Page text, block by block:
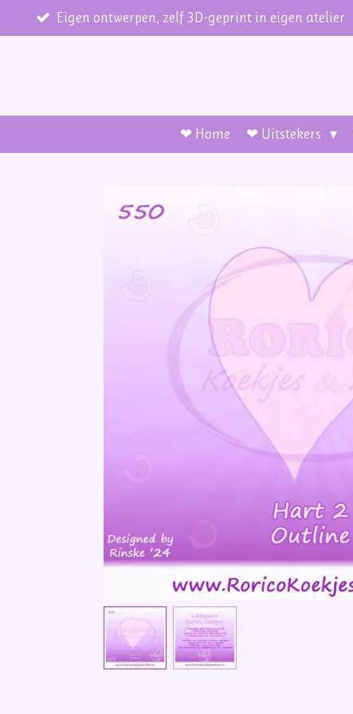
direct
Eigen ontwerpen, zelf 3D-geprint in eigen atelier
❤ Home ❤ Uitstekers